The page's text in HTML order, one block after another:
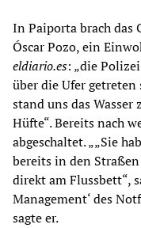
In Paiporta brach das
Óscar Pozo, ein
eldiario.es: „die
über die Ufer
stand uns das
Hüfte“. Bereits nach
abgeschaltet. „„Sie
bereits in den
direkt am Flussbett“,
Management‘ des
sagte er.